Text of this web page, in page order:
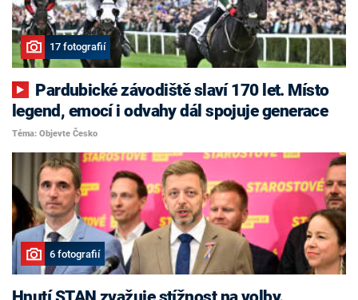
17 fotografií
legend, emocí i odvahy dál spojuje generace
Téma: Objevte Česko
6 fotografií